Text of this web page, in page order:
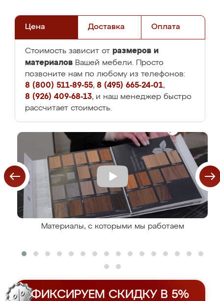
Цена Доставка Оплата
Стоимость зависит от размеров и
материалов Вашей мебели. Просто
позвоните нам по любому из телефонов:
8 (800) 511-89-55, 8 (495) 665-24-01,
8 (926) 409-68-13, и наш менеджер быстро
рассчитает стоимость.
Материалы, с которыми мы работаем
ФИКСИРУЕМ СКИДКУ В 5%